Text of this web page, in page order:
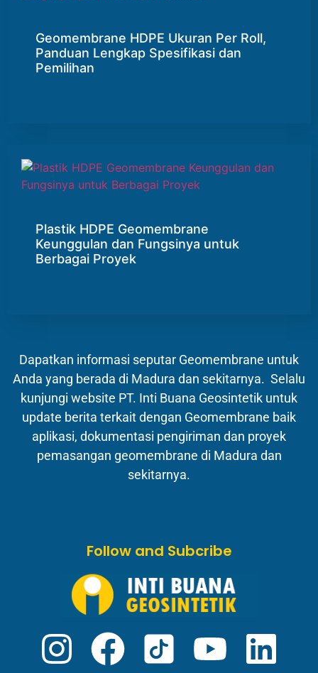
Geomembrane HDPE Ukuran Per Roll,
Panduan Lengkap Spesifikasi dan
Pemilihan
Plastik HDPE Geomembrane
Keunggulan dan Fungsinya untuk
Berbagai Proyek
Dapatkan informasi seputar Geomembrane untuk
Anda yang berada di Madura dan sekitarnya. Selalu
kunjungi website PT. Inti Buana Geosintetik untuk
update berita terkait dengan Geomembrane baik
aplikasi, dokumentasi pengiriman dan proyek
pemasangan geomembrane di Madura dan
sekitarnya.
Follow and Subcribe